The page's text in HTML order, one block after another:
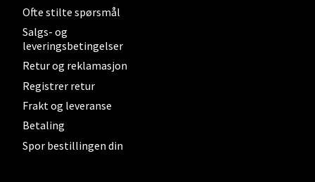
Ofte stilte spørsmål
Salgs- og
leveringsbetingelser
Retur og reklamasjon
Registrer retur
Frakt og leveranse
Betaling
Spor bestillingen din
Torgbakken 2, 5401 Stord
Åpent i dag 10-15